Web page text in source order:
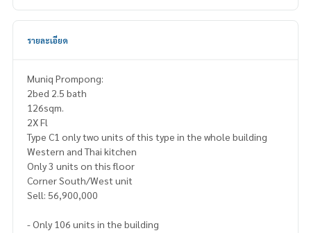
รายละเอียด
Muniq Prompong:
2bed 2.5 bath
126sqm.
2X Fl
Type C1 only two units of this type in the whole building
Western and Thai kitchen
Only 3 units on this floor
Corner South/West unit
Sell: 56,900,000
- Only 106 units in the building